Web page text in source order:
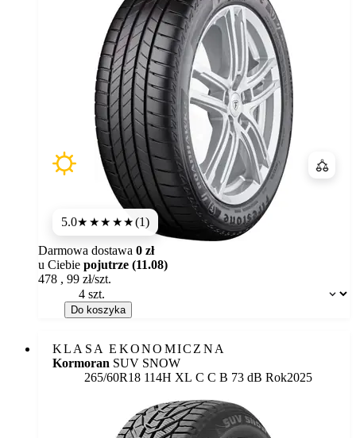
5.0★★★★★(1)
Dostępność:
Darmowa dostawa 0 zł
u Ciebie pojutrze (11.08)
478 , 99 zł/szt.
Do koszyka
KLASA EKONOMICZNA
Kormoran SUV SNOW
265/60R18 114H XL Etykieta:
C C B 73 dB Rok2025